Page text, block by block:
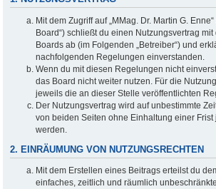
Mit dem Zugriff auf „MMag. Dr. Martin G.
Board“) schließt du einen Nutzungsvertrag
Boards ab (im Folgenden „Betreiber“) und
nachfolgenden Regelungen einverstanden.
Wenn du mit diesen Regelungen nicht
das Board nicht weiter nutzen. Für die
jeweils die an dieser Stelle veröffentlichten
Der Nutzungsvertrag wird auf unbestimmte
von beiden Seiten ohne Einhaltung einer
werden.
2. EINRÄUMUNG VON NUTZUNGSRECHTEN
Mit dem Erstellen eines Beitrags erteilst du
einfaches, zeitlich und räumlich